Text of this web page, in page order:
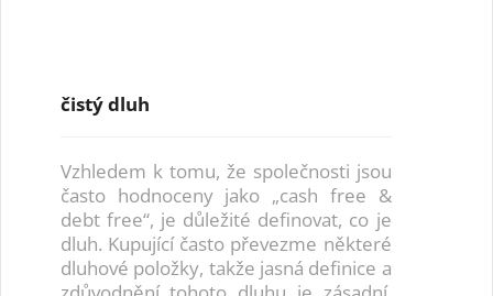
čistý dluh
Vzhledem k tomu, že společnosti jsou
často hodnoceny jako „cash free &
debt free“, je důležité definovat, co je
dluh. Kupující často převezme některé
dluhové položky, takže jasná definice a